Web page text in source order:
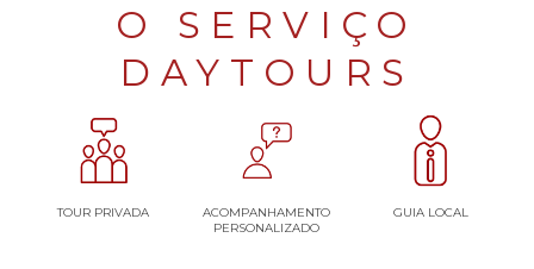
O SERVIÇO
DAYTOURS
TOUR PRIVADA
ACOMPANHAMENTO
PERSONALIZADO
GUIA LOCAL